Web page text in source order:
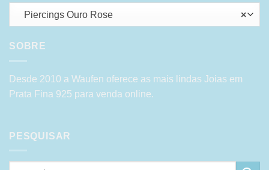
×
Piercings Ouro Rose
SOBRE
Desde 2010 a Waufen oferece as mais lindas Joias em
Prata Fina 925 para venda online.
PESQUISAR
Pesquisar